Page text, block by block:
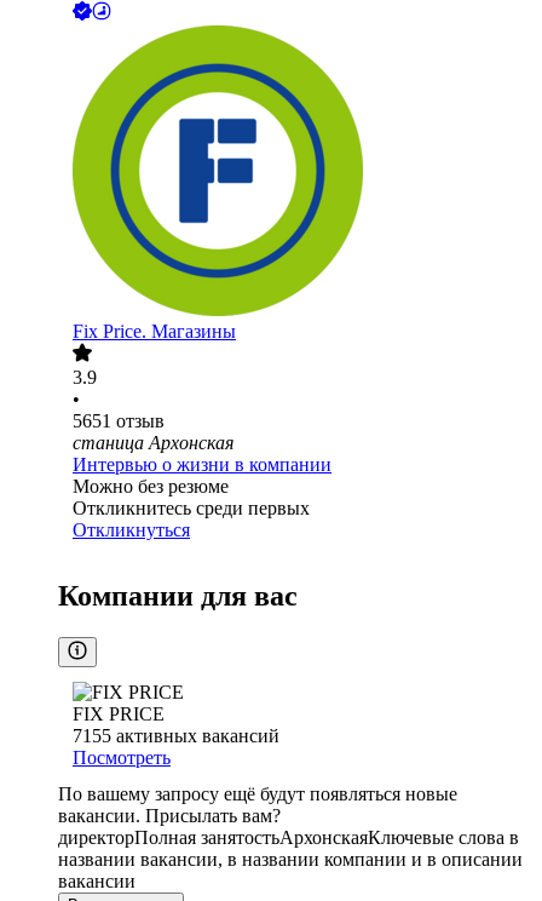
Fix Price. Магазины
3.9
•
5651 отзыв
станица Архонская
Интервью о жизни в компании
Можно без резюме
Откликнитесь среди первых
Откликнуться
Компании для вас
FIX PRICE
7155 активных вакансий
Посмотреть
По вашему запросу ещё будут появляться новые
вакансии. Присылать вам?
директорПолная занятостьАрхонскаяКлючевые слова в
названии вакансии, в названии компании и в описании
вакансии